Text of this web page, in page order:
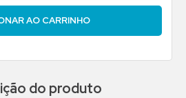
AO CARRINHO
do produto